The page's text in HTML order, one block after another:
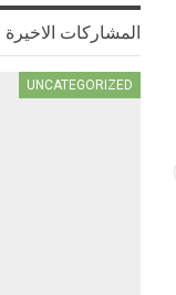
المشاركات الاخيرة
UNCATEGORIZED